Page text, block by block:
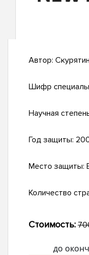
Автор:
Шифр
Научная
Год защиты:
Место защиты:
Количество
Стоимость:
до